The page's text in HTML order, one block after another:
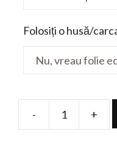
Folosiți o husă/
- +